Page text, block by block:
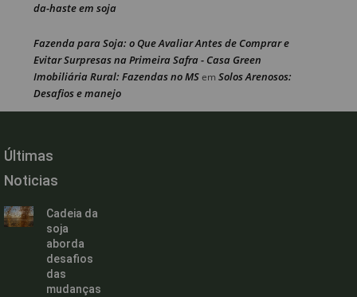
da-haste em soja
Fazenda para Soja: o Que Avaliar Antes de Comprar e
Evitar Surpresas na Primeira Safra - Casa Green
Imobiliária Rural: Fazendas no MSem Solos Arenosos:
Desafios e manejo
Últimas
Noticias
Cadeia da
soja
aborda
desafios
das
mudanças